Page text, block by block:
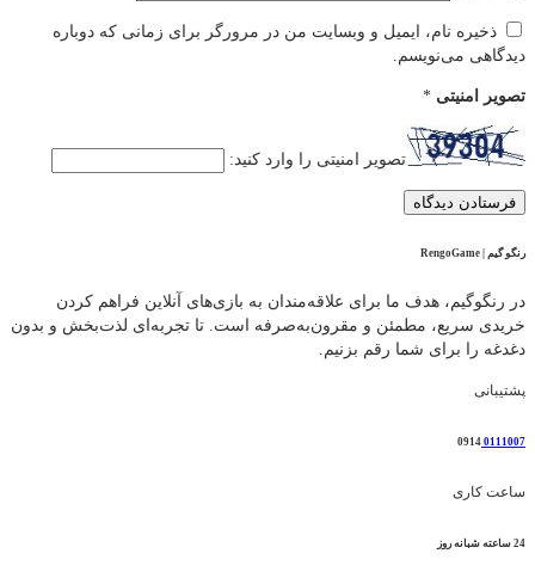
ذخیره نام، ایمیل و وبسایت من در مرورگر برای زمانی که دوباره
دیدگاهی می‌نویسم.
تصویر امنیتی *
تصویر امنیتی را وارد کنید:
رنگو گیم | RengoGame
در رنگوگیم، هدف ما برای علاقه‌مندان به بازی‌های آنلاین فراهم کردن
خریدی سریع، مطمئن و مقرون‌به‌صرفه است. تا تجربه‌ای لذت‌بخش و بدون
دغدغه را برای شما رقم بزنیم.
پشتیبانی
0111007
0914
ساعت کاری
24 ساعته شبانه روز